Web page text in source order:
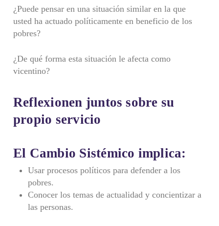
¿Puede pensar en una situación similar en la que
usted ha actuado políticamente en beneficio de los
pobres?
¿De qué forma esta situación le afecta como
vicentino?
Reflexionen juntos sobre su
propio servicio
El Cambio Sistémico implica:
Usar procesos políticos para defender a los
pobres.
Conocer los temas de actualidad y concientizar a
las personas.